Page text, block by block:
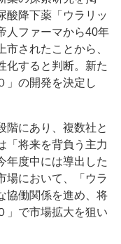
酸降下薬「ウラリッ
人ファーマから40年
されたことから、
化すると判断。新た
」の開発を決定し
にあり、複数社と
「将来を背負う主力
年度中には導出した
場において、「ウラ
協働関係を進め、将
」で市場拡大を狙い